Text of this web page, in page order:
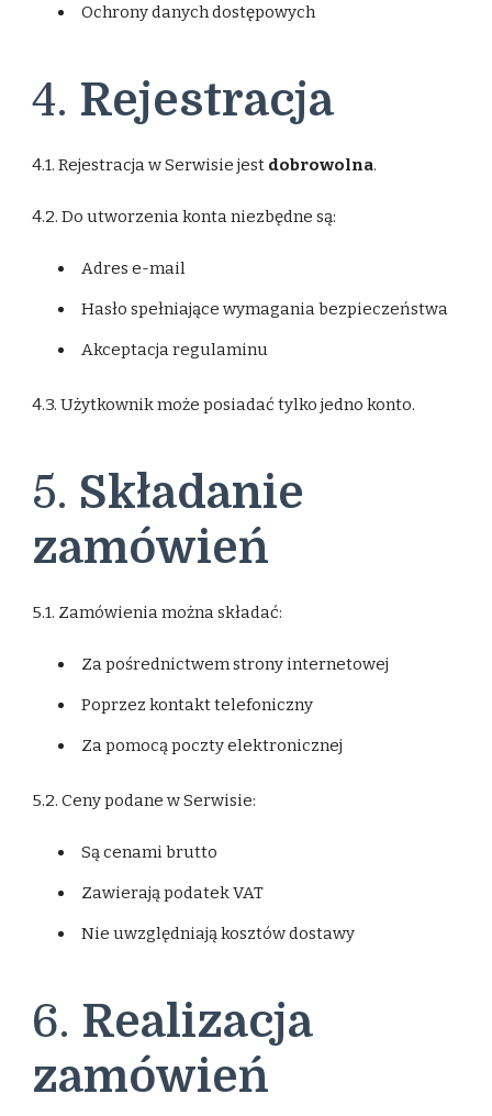
Ochrony danych dostępowych
4. Rejestracja
4.1. Rejestracja w Serwisie jest dobrowolna.
4.2. Do utworzenia konta niezbędne są:
Adres e-mail
Hasło spełniające wymagania bezpieczeństwa
Akceptacja regulaminu
4.3. Użytkownik może posiadać tylko jedno konto.
5. Składanie
zamówień
5.1. Zamówienia można składać:
Za pośrednictwem strony internetowej
Poprzez kontakt telefoniczny
Za pomocą poczty elektronicznej
5.2. Ceny podane w Serwisie:
Są cenami brutto
Zawierają podatek VAT
Nie uwzględniają kosztów dostawy
6. Realizacja
zamówień